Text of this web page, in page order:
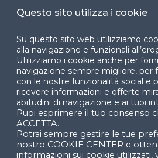
© 2024 Copyright © Politecnico di
di Ingegneria Gestionale
Questo sito utilizza i cookie
Su questo sito web utilizziamo
alla navigazione e funzionali
Utilizziamo i cookie anche per
navigazione sempre migliore, per
con le nostre funzionalità social e
ricevere informazioni e offerte
abitudini di navigazione e ai tuoi
Puoi esprimere il tuo consenso
ACCETTA.
Potrai sempre gestire le tue
nostro COOKIE CENTER e
informazioni sui cookie utilizzati,